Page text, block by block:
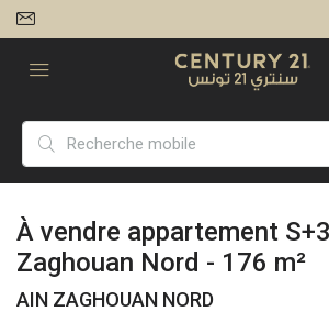
À vendre appartement
Zaghouan Nord - 176 m²
AIN ZAGHOUAN NORD